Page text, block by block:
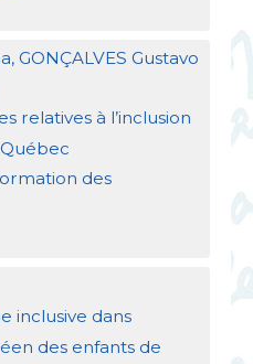
GONÇALVES Gustavo
relatives à l’inclusion
des
inclusive dans
des enfants de